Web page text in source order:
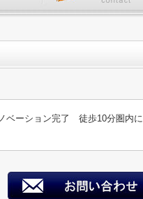
ベーション完了 徒歩10分圏内に